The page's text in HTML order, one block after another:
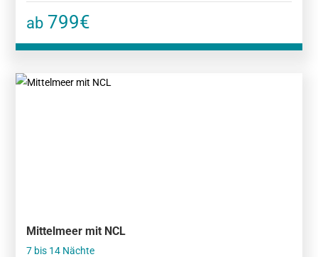
ab 799€
Mittelmeer mit NCL